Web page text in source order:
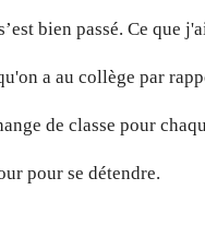
bien passé. Ce que
a au collège par
de classe pour
pour se détendre.